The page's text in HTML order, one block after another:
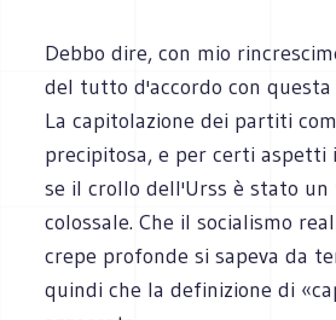
Debbo dire, con mio
del tutto d'accordo con
La capitolazione dei partiti
precipitosa, e per certi aspetti
se il crollo dell'Urss è stato un
colossale. Che il socialismo
crepe profonde si sapeva da
quindi che la definizione di